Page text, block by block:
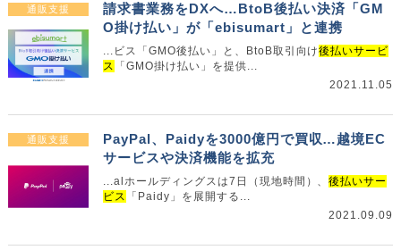
通販支援
請求書業務をDXへ…BtoB後払い決済「GM
O掛け払い」が「ebisumart」と連携
...ビス「GMO後払い」と、BtoB取引向け後払いサービ
ス
「GMO掛け払い」を提供...
2021.11.05
通販支援
PayPal、Paidyを3000億円で買収…越境EC
サービスや決済機能を拡充
...alホールディングスは7日（現地時間）、後払いサー
ビス
「Paidy」を展開する...
2021.09.09